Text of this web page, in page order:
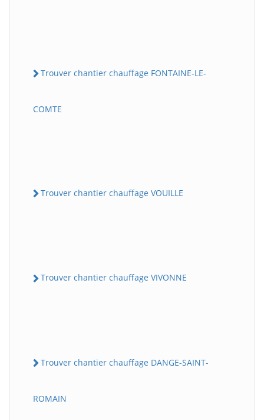
Trouver chantier chauffage FONTAINE-LE-
COMTE
Trouver chantier chauffage VOUILLE
Trouver chantier chauffage VIVONNE
Trouver chantier chauffage DANGE-SAINT-
ROMAIN